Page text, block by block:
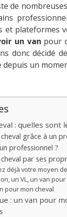
de
et plateformes
un van pour
donc décidé
un
: quelles sont
grâce à un
professionnel ?
par ses
déjà votre moyen
un VL, un van
pour mon cheval
: un van pour